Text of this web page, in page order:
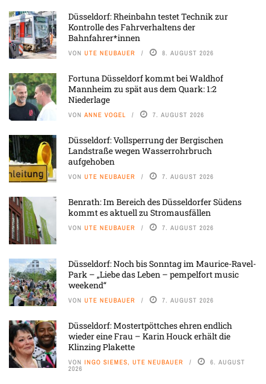
Düsseldorf: Rheinbahn testet Technik zur
Kontrolle des Fahrverhaltens der
Bahnfahrer*innen
VON UTE NEUBAUER 8. AUGUST 2026
Fortuna Düsseldorf kommt bei Waldhof
Mannheim zu spät aus dem Quark: 1:2
Niederlage
VON ANNE VOGEL 7. AUGUST 2026
Düsseldorf: Vollsperrung der Bergischen
Landstraße wegen Wasserrohrbruch
aufgehoben
VON UTE NEUBAUER 7. AUGUST 2026
Benrath: Im Bereich des Düsseldorfer Südens
kommt es aktuell zu Stromausfällen
VON UTE NEUBAUER 7. AUGUST 2026
Düsseldorf: Noch bis Sonntag im Maurice-Ravel-
Park – „Liebe das Leben – pempelfort music
weekend“
VON UTE NEUBAUER 7. AUGUST 2026
Düsseldorf: Mostertpöttches ehren endlich
wieder eine Frau – Karin Houck erhält die
Klinzing Plakette
VON INGO SIEMES, UTE NEUBAUER 6. AUGUST
2026